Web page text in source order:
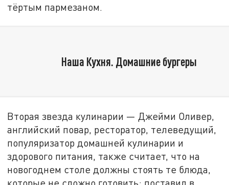
тёртым пармезаном.
Наша Кухня. Домашние бургеры
Вторая звезда кулинарии — Джейми Оливер,
английский повар, ресторатор, телеведущий,
популяризатор домашней кулинарии и
здорового питания, также считает, что на
новогоднем столе должны стоять те блюда,